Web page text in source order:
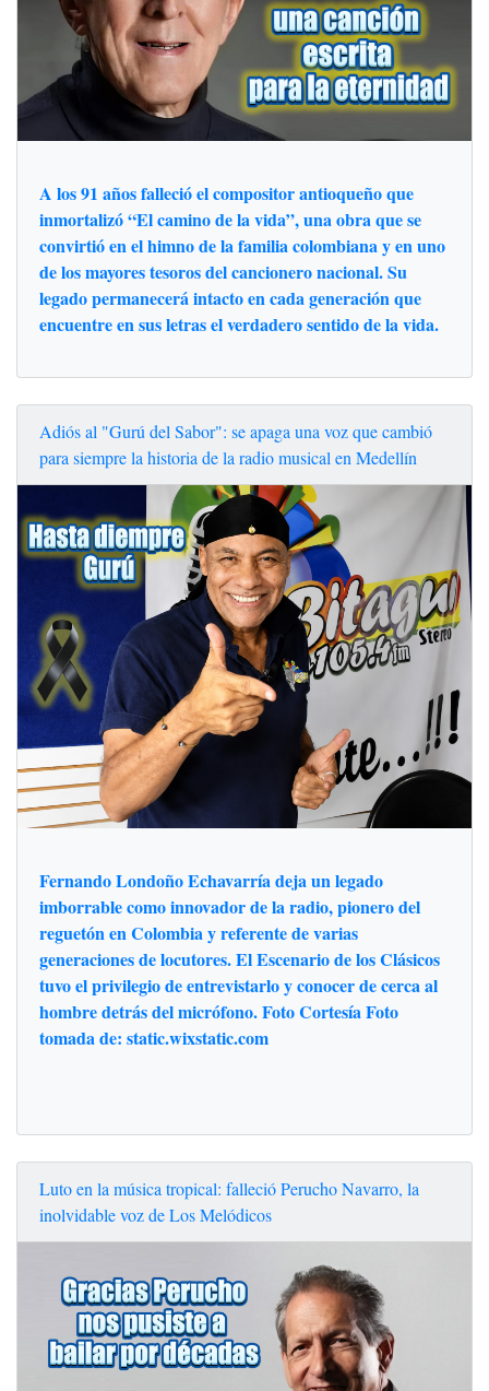
A los 91 años falleció el compositor antioqueño que
inmortalizó “El camino de la vida”, una obra que se
convirtió en el himno de la familia colombiana y en uno
de los mayores tesoros del cancionero nacional. Su
legado permanecerá intacto en cada generación que
encuentre en sus letras el verdadero sentido de la vida.
Adiós al "Gurú del Sabor": se apaga una voz que cambió
para siempre la historia de la radio musical en Medellín
Fernando Londoño Echavarría deja un legado
imborrable como innovador de la radio, pionero del
reguetón en Colombia y referente de varias
generaciones de locutores. El Escenario de los Clásicos
tuvo el privilegio de entrevistarlo y conocer de cerca al
hombre detrás del micrófono. Foto Cortesía Foto
tomada de: static.wixstatic.com
Luto en la música tropical: falleció Perucho Navarro, la
inolvidable voz de Los Melódicos